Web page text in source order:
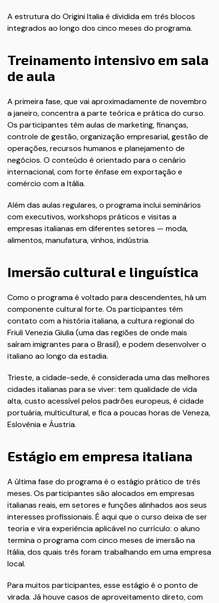
A estrutura do Origini Italia é dividida em três blocos
integrados ao longo dos cinco meses do programa.
Treinamento intensivo em sala
de aula
A primeira fase, que vai aproximadamente de novembro
a janeiro, concentra a parte teórica e prática do curso.
Os participantes têm aulas de marketing, finanças,
controle de gestão, organização empresarial, gestão de
operações, recursos humanos e planejamento de
negócios. O conteúdo é orientado para o cenário
internacional, com forte ênfase em exportação e
comércio com a Itália.
Além das aulas regulares, o programa inclui seminários
com executivos, workshops práticos e visitas a
empresas italianas em diferentes setores — moda,
alimentos, manufatura, vinhos, indústria.
Imersão cultural e linguística
Como o programa é voltado para descendentes, há um
componente cultural forte. Os participantes têm
contato com a história italiana, a cultura regional do
Friuli Venezia Giulia (uma das regiões de onde mais
saíram imigrantes para o Brasil), e podem desenvolver o
italiano ao longo da estadia.
Trieste, a cidade-sede, é considerada uma das melhores
cidades italianas para se viver: tem qualidade de vida
alta, custo acessível pelos padrões europeus, é cidade
portuária, multicultural, e fica a poucas horas de Veneza,
Eslovênia e Áustria.
Estágio em empresa italiana
A última fase do programa é o estágio prático de três
meses. Os participantes são alocados em empresas
italianas reais, em setores e funções alinhados aos seus
interesses profissionais. É aqui que o curso deixa de ser
teoria e vira experiência aplicável no currículo: o aluno
termina o programa com cinco meses de imersão na
Itália, dos quais três foram trabalhando em uma empresa
local.
Para muitos participantes, esse estágio é o ponto de
virada. Já houve casos de aproveitamento direto, com